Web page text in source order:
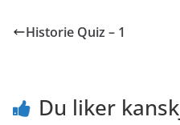
Historie Quiz – 1
Du liker